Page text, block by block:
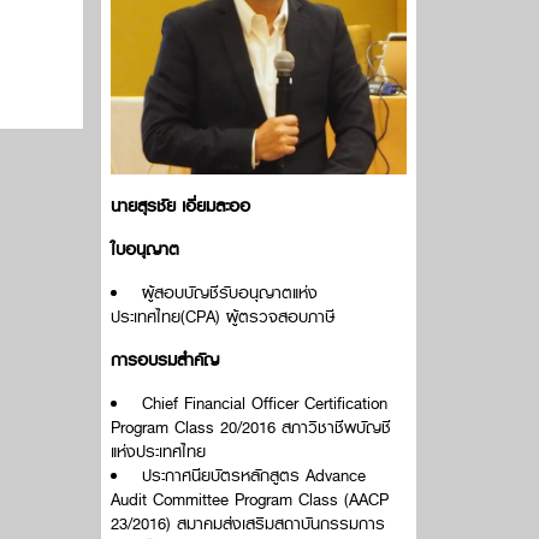
นายสุรชัย เอี่ยมละออ
ใบอนุญาต
ผู้สอบบัญชีรับอนุญาตแห่ง
ประเทศไทย(CPA) ผู้ตรวจสอบภาษี
การอบรมสำคัญ
Chief Financial Officer Certification
Program Class 20/2016 สภาวิชาชีพบัญชี
แห่งประเทศไทย
ประกาศนียบัตรหลักสูตร Advance
Audit Committee Program Class (AACP
23/2016) สมาคมส่งเสริมสถาบันกรรมการ